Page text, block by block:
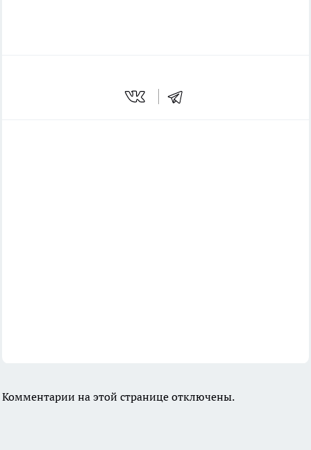
Комментарии на этой странице отключены.